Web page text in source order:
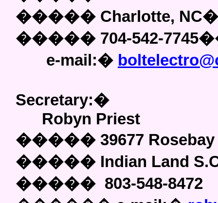
����� Charlotte, NC
����� 704-542-7745
e-mail:�
Secretary:�
Robyn Priest
����� 39677
����� Indian Land
����� 803-548-